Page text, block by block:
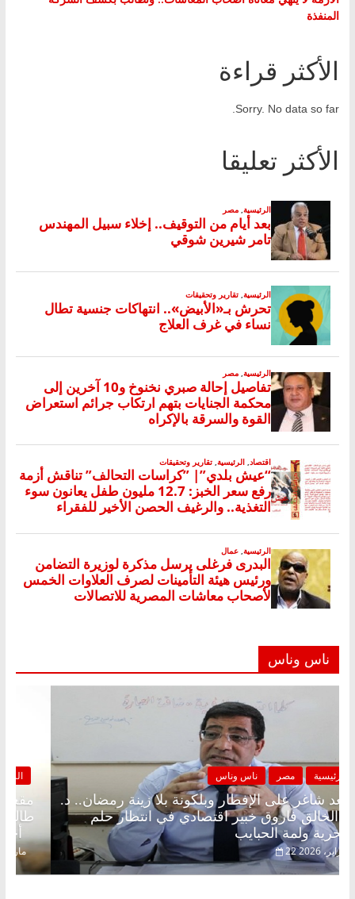
المنفذة
الأكثر قراءة
Sorry. No data so far.
الأكثر تعليقا
ناس وناس
الرئيسية مصر ناس وناس
مقعد شاغر على الإفطار وبلكونة بلا زينة رمضان.. د.
عبدالخالق فاروق خبير اقتصادي في انتظار حلم
الحرية ولمة الحبايب
22 فبراير، 2026